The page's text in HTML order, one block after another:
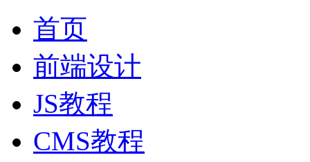
首页
前端设计
JS教程
CMS教程